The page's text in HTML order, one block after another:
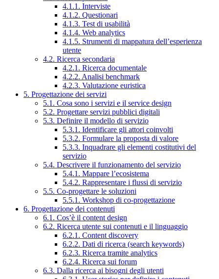
4.1.1. Interviste
4.1.2. Questionari
4.1.3. Test di usabilità
4.1.4. Web analytics
4.1.5. Strumenti di mappatura dell’esperienza
utente
4.2. Ricerca secondaria
4.2.1. Ricerca documentale
4.2.2. Analisi benchmark
4.2.3. Valutazione euristica
5. Progettazione dei servizi
5.1. Cosa sono i servizi e il service design
5.2. Progettare servizi pubblici digitali
5.3. Definire il modello di servizio
5.3.1. Identificare gli attori coinvolti
5.3.2. Formulare la proposta di valore
5.3.3. Inquadrare gli elementi costitutivi del
servizio
5.4. Descrivere il funzionamento del servizio
5.4.1. Mappare l’ecosistema
5.4.2. Rappresentare i flussi di servizio
5.5. Co-progettare le soluzioni
5.5.1. Workshop di co-progettazione
6. Progettazione dei contenuti
6.1. Cos’è il content design
6.2. Ricerca utente sui contenuti e il linguaggio
6.2.1. Content discovery
6.2.2. Dati di ricerca (search keywords)
6.2.3. Ricerca tramite analytics
6.2.4. Ricerca sui forum
6.3. Dalla ricerca ai bisogni degli utenti